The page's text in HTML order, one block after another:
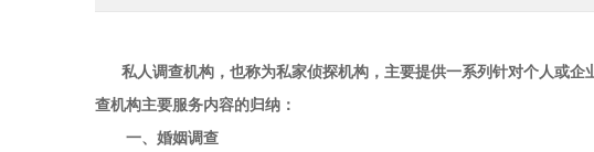
私人调查机构，也称为私家侦探机构，主要提供一系列针对个人或企
查机构主要服务内容的归纳：
一、婚姻调查